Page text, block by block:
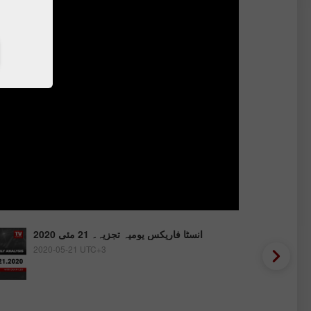
انسٹا فاریکس یومیہ تجزیہ۔ 21 مئی 2020
2020-05-21 UTC+3